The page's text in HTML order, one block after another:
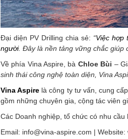
Đại diện PV Drilling chia sẻ: “Việc hợp
người. Đây là nền tảng vững chắc giúp
Về phía Vina Aspire, bà Chloe Bùi –
sinh thái công nghệ toàn diện, Vina
Vina Aspire là công ty tư vấn, cung
gồm những chuyên gia, cộng tác viên
Các Doanh nghiệp, tổ chức có nhu
Email: info@vina-aspire.com | Website: